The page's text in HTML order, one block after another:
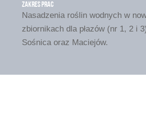
zakres prac
Nasadzenia roślin wodnych w
zbiornikach dla płazów (nr 1, 2 i
Sośnica oraz Maciejów.